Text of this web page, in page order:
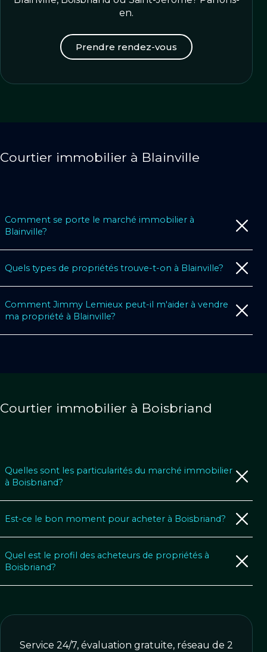
en.
Prendre rendez-vous
Courtier immobilier à Blainville
Comment se porte le marché immobilier à
Blainville?
Quels types de propriétés trouve-t-on à Blainville?
Comment Jimmy Lemieux peut-il m'aider à vendre
ma propriété à Blainville?
Courtier immobilier à Boisbriand
Quelles sont les particularités du marché immobilier
à Boisbriand?
Est-ce le bon moment pour acheter à Boisbriand?
Quel est le profil des acheteurs de propriétés à
Boisbriand?
Service 24/7, évaluation gratuite, réseau de 2